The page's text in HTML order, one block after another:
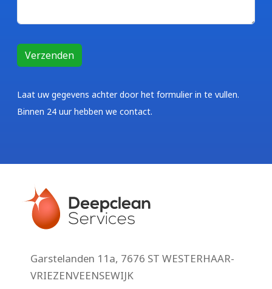
Laat uw gegevens achter door het formulier in te vullen.
Binnen 24 uur hebben we contact.
Garstelanden 11a, 7676 ST WESTERHAAR-
VRIEZENVEENSEWIJK